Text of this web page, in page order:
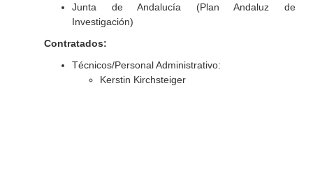
Junta de Andalucía (Plan Andaluz de
Investigación)
Contratados:
Técnicos/Personal Administrativo:
Kerstin Kirchsteiger